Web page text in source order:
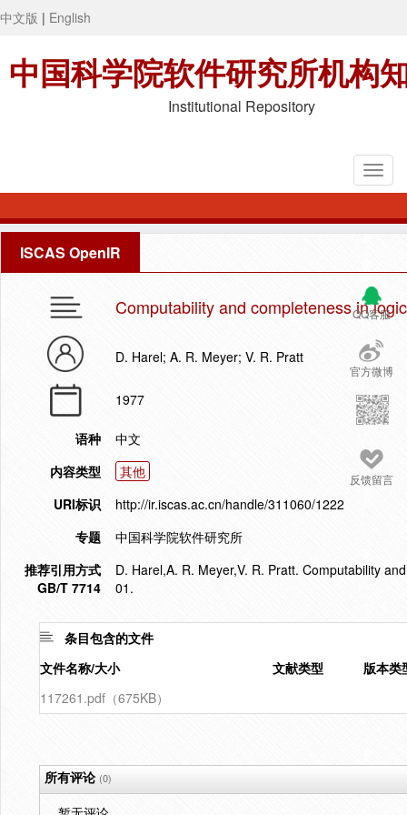
中文版 | English
中国科学院软件研究所机构
Institutional Repository
ISCAS OpenIR
QQ客服
官方微博
反馈留言
Computability and completeness in
D. Harel; A. R. Meyer; V. R. Pratt
1977
语种
中文
内容类型
其他
URI标识
http://ir.iscas.ac.cn/handle/311060/1222
专题
中国科学院软件研究所
推荐引用方式
GB/T 7714
D. Harel,A. R. Meyer,V. R. Pratt. Computability
01.
条目包含的文件
文件名称/大小
文献类型
版本类
117261.pdf（675KB）
所有评论(0)